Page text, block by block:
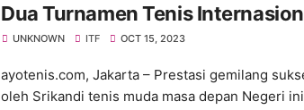
Dua Turnamen Tenis
UNKNOWN ITF OCT 15, 2023
ayotenis.com, Jakarta – Prestasi gemilang
oleh Srikandi tenis muda masa depan Negeri